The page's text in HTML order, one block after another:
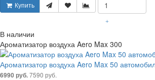
Купить
+
В наличии
Ароматизатор воздуха Aero Max 300
Ароматизатор воздуха Aero Max 50
6990 руб.7590 руб.